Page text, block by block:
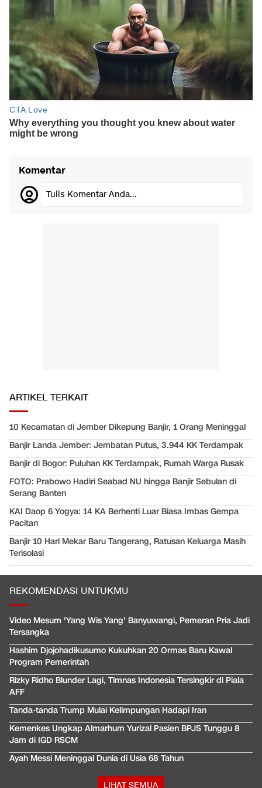
Komentar
Tulis Komentar Anda...
ARTIKEL TERKAIT
10 Kecamatan di Jember Dikepung Banjir, 1 Orang Meninggal
Banjir Landa Jember: Jembatan Putus, 3.944 KK Terdampak
Banjir di Bogor: Puluhan KK Terdampak, Rumah Warga Rusak
FOTO: Prabowo Hadiri Seabad NU hingga Banjir Sebulan di
Serang Banten
KAI Daop 6 Yogya: 14 KA Berhenti Luar Biasa Imbas Gempa
Pacitan
Banjir 10 Hari Mekar Baru Tangerang, Ratusan Keluarga Masih
Terisolasi
REKOMENDASI UNTUKMU
Video Mesum 'Yang Wis Yang' Banyuwangi, Pemeran Pria Jadi
Tersangka
Hashim Djojohadikusumo Kukuhkan 20 Ormas Baru Kawal
Program Pemerintah
Rizky Ridho Blunder Lagi, Timnas Indonesia Tersingkir di Piala
AFF
Tanda-tanda Trump Mulai Kelimpungan Hadapi Iran
Kemenkes Ungkap Almarhum Yurizal Pasien BPJS Tunggu 8
Jam di IGD RSCM
Ayah Messi Meninggal Dunia di Usia 68 Tahun
LIHAT SEMUA